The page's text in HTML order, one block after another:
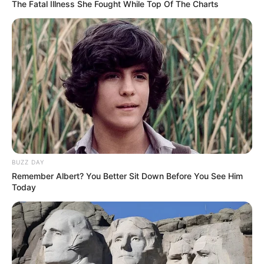
1er: 5 IN EN VRIE
2ème: 11 CHEYENNE LUX
3ème: 1 CERTAINLY
4ème: 3 CHEMAR
5ème: 7 FIGHTER SIMONI
6ème: 14 SIDNEY CELEBER
7ème: 12 MASK OFF
Les regrets ou en cas de non-partant: 13 NINEPOINTS
LASSE et/ou 9 G.K.JUSTUS
Une quarantaine depronostics de la meilleure presse du
PMU à consulter ici
The Fatal Illness She Fought While Top Of The Charts
BUZZ DAY
Remember Albert? You Better Sit Down Before You See Him
Today